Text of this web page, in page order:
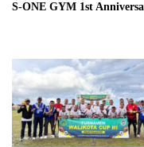
S-ONE GYM 1st